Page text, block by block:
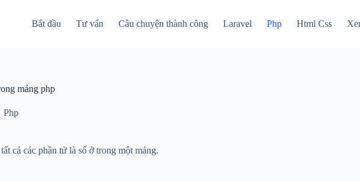
Bắt đầu Tư vấn Câu chuyện thành công Laravel Php Html Css
mảng php
Php
cả các phần tử là số ở trong một mảng.